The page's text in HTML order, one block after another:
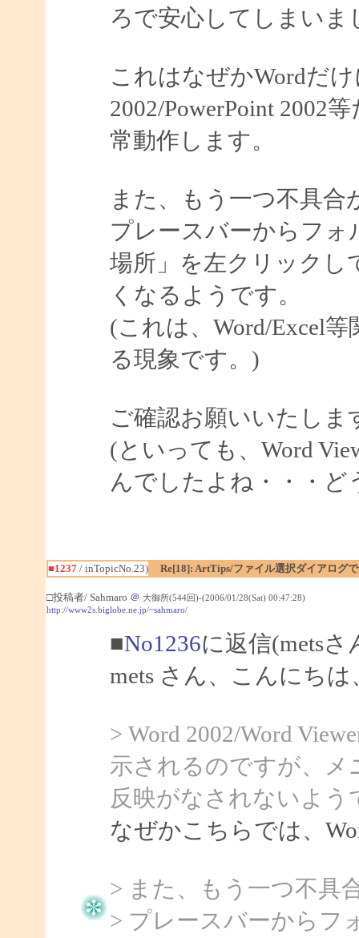
ろで安心してしまいま
これはなぜかWordだ
2002/PowerPoint 2002
常動作します。
また、もう一つ不具合
プレースバーからフ
場所」を左クリックし
くなるようです。
(これは、Word/Excel
る現象です。)
ご確認お願いいたしま
(といっても、Word
んでしたよね・・・ど
■1237/ inTopicNo.23) Re[18]: ArtTips/ファイル選択ダイアログ
□投稿者/ Sahmaro ＠ 大御所(544回)-(2006/01/28(Sat) 00:47:28)
http://www2s.biglobe.ne.jp/~sahmaro/
■No1236に返信(metsさ
mets さん、こんにちは
> Word 2002/Word
示されるのですが、メ
反映がなされないよう
なぜかこちらでは、
> また、もう一つ不具
> プレースバーからフ